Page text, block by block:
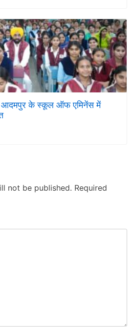
आदमपुर के स्कूल ऑफ एमिनेंस में
not be published. Required